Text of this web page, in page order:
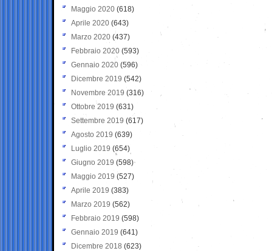
Maggio 2020 (618)
Aprile 2020 (643)
Marzo 2020 (437)
Febbraio 2020 (593)
Gennaio 2020 (596)
Dicembre 2019 (542)
Novembre 2019 (316)
Ottobre 2019 (631)
Settembre 2019 (617)
Agosto 2019 (639)
Luglio 2019 (654)
Giugno 2019 (598)
Maggio 2019 (527)
Aprile 2019 (383)
Marzo 2019 (562)
Febbraio 2019 (598)
Gennaio 2019 (641)
Dicembre 2018 (623)